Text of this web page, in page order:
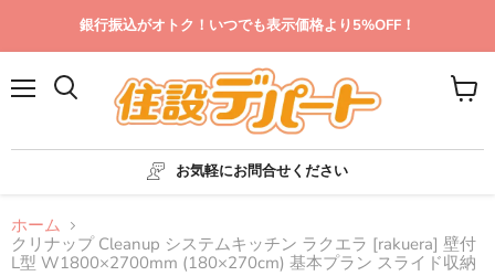
銀行振込がオトク！いつでも表示価格より5%OFF！
お気軽にお問合せください
カ
ト
ホーム
クリナップ Cleanup システムキッチン ラクエラ [rakuera] 壁付
L型 W1800×2700mm (180×270cm) 基本プラン スライド収納